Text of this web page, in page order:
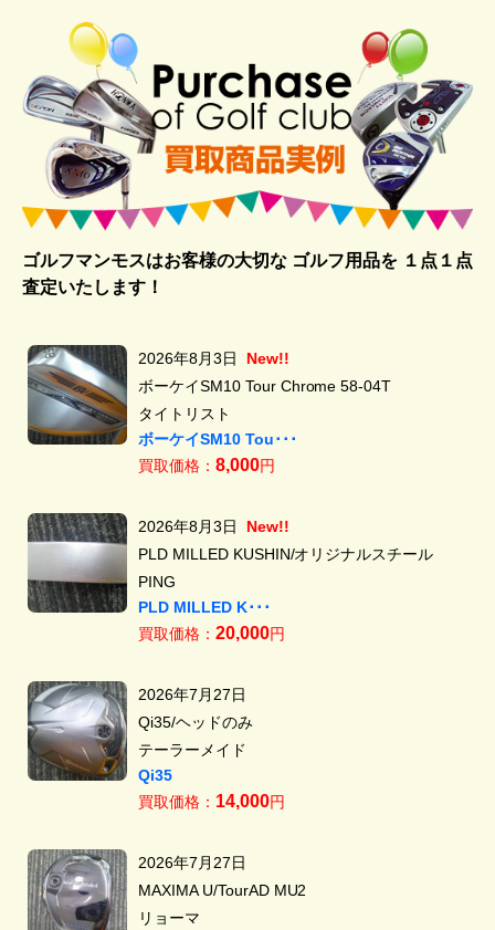
ゴルフマンモスはお客様の大切な ゴルフ用品を１点１点
査定いたします！
2026年8月3日
New!!
ボーケイSM10 Tour Chrome 58-04T
タイトリスト
ボーケイSM10 Tou･･･
買取価格： 8,000円
2026年8月3日
New!!
PLD MILLED KUSHIN/オリジナルスチール
PING
PLD MILLED K･･･
買取価格： 20,000円
2026年7月27日
Qi35/ヘッドのみ
テーラーメイド
Qi35
買取価格： 14,000円
2026年7月27日
MAXIMA U/TourAD MU2
リョーマ